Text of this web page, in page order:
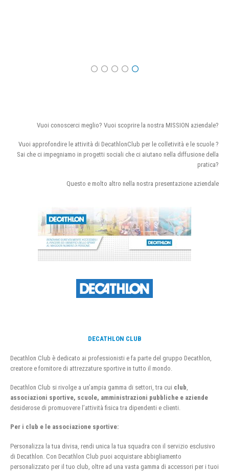
Vuoi conoscerci meglio? Vuoi scoprire la nostra MISSION aziendale?
Vuoi approfondire le attività di DecathlonClub per le colletività e le scuole ?
Sai che ci impegniamo in progetti sociali che ci aiutano nella diffusione della
pratica?
Questo e molto altro nella nostra presentazione aziendale
DECATHLON CLUB
Decathlon Club è dedicato ai professionisti e fa parte del gruppo Decathlon,
creatore e fornitore di attrezzature sportive in tutto il mondo.
Decathlon Club si rivolge a un’ampia gamma di settori, tra cui club
associazioni sportive, scuole, amministrazioni pubbliche e aziende
desiderose di promuovere l’attività fisica tra dipendenti e clienti.
Per i club e le associazione sportive:
Personalizza la tua divisa, rendi unica la tua squadra con il servizio esclusivo
di Decathlon. Con Decathlon Club puoi acquistare abbigliamento
personalizzato per il tuo club, oltre ad una vasta gamma di accessori per i tuoi